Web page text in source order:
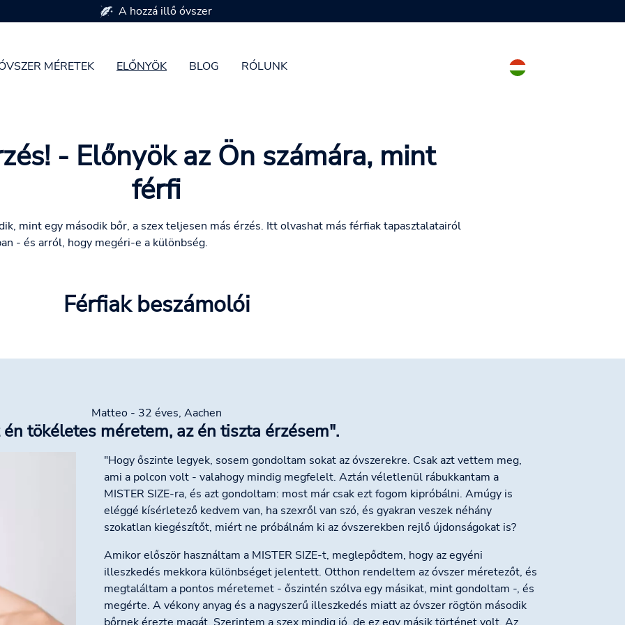
MÉRETEK ELŐNYÖK BLOG RÓLUNK
- Előnyök az Ön számára, mint
férfi
mint egy második bőr, a szex teljesen más érzés. Itt olvashat más férfiak tapasztalatairól
- és arról, hogy megéri-e a különbség.
Férfiak beszámolói
Matteo - 32 éves, Aachen
tökéletes méretem, az én tiszta érzésem".
"Hogy őszinte legyek, sosem gondoltam sokat az óvszerekre. Csak azt vettem meg,
ami a polcon volt - valahogy mindig megfelelt. Aztán véletlenül rábukkantam a
MISTER SIZE-ra, és azt gondoltam: most már csak ezt fogom kipróbálni. Amúgy is
eléggé kísérletező kedvem van, ha szexről van szó, és gyakran veszek néhány
szokatlan kiegészítőt, miért ne próbálnám ki az óvszerekben rejlő újdonságokat is?
Amikor először használtam a MISTER SIZE-t, meglepődtem, hogy az egyéni
illeszkedés mekkora különbséget jelentett. Otthon rendeltem az óvszer méretezőt, és
megtaláltam a pontos méretemet - őszintén szólva egy másikat, mint gondoltam -, és
megérte. A vékony anyag és a nagyszerű illeszkedés miatt az óvszer rögtön második